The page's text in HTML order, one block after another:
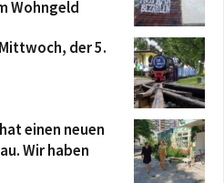
Wohngeld
der 5.
einen neuen
Wir haben